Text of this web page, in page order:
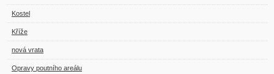
Kostel
Kříže
nová vrata
Opravy poutního areálu